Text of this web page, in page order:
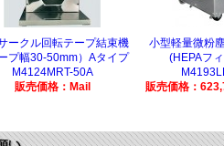
ークル回転テープ結束機
ープ幅30-50mm）Aタイプ
M4124MRT-50A
販売価格：Mail
小型軽量微粉
(HEPAフ
販売価格：